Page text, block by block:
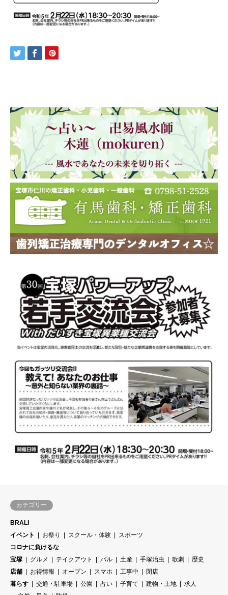
カテゴリー
BRALI
イベント
お祭り スクール・体験
スポーツ
コロナに負けるな
宝塚
グルメ テイクアウト バル 土産 手塚治虫 歌劇
歴史
店舗
お得情報 オープン スマホ 工事中
閉店
暮らす
交通・駐車場 公園 占い 子育て 建物・土地
求人